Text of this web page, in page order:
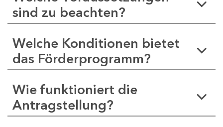
sind zu beachten?
Welche Konditionen bietet
das Förderprogramm?
Wie funktioniert die
Antragstellung?